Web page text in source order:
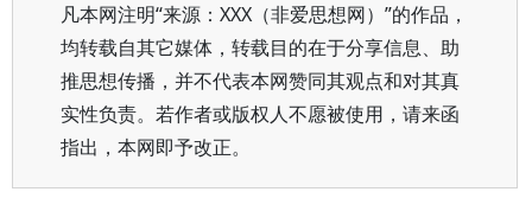
凡本网注明“来源：XXX（非爱思想网）”的作品，
均转载自其它媒体，转载目的在于分享信息、助
推思想传播，并不代表本网赞同其观点和对其真
实性负责。若作者或版权人不愿被使用，请来函
指出，本网即予改正。